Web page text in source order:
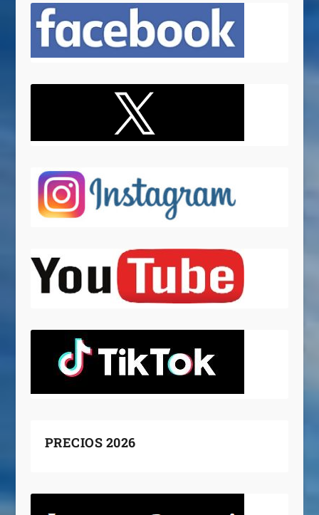
PRECIOS 2026